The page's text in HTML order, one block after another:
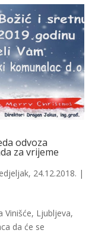
odvoza
za vrijeme
24.12.2018. |
Vinišće, Ljubljeva,
da će se